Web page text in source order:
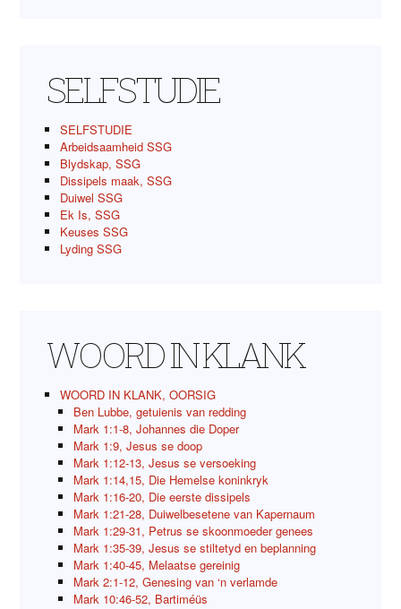
SELFSTUDIE
SELFSTUDIE
Arbeidsaamheid SSG
Blydskap, SSG
Dissipels maak, SSG
Duiwel SSG
Ek Is, SSG
Keuses SSG
Lyding SSG
WOORD IN KLANK
WOORD IN KLANK, OORSIG
Ben Lubbe, getuienis van redding
Mark 1:1-8, Johannes die Doper
Mark 1:9, Jesus se doop
Mark 1:12-13, Jesus se versoeking
Mark 1:14,15, Die Hemelse koninkryk
Mark 1:16-20, Die eerste dissipels
Mark 1:21-28, Duiwelbesetene van Kapernaum
Mark 1:29-31, Petrus se skoonmoeder genees
Mark 1:35-39, Jesus se stiltetyd en beplanning
Mark 1:40-45, Melaatse gereinig
Mark 2:1-12, Genesing van ‘n verlamde
Mark 10:46-52, Bartiméüs